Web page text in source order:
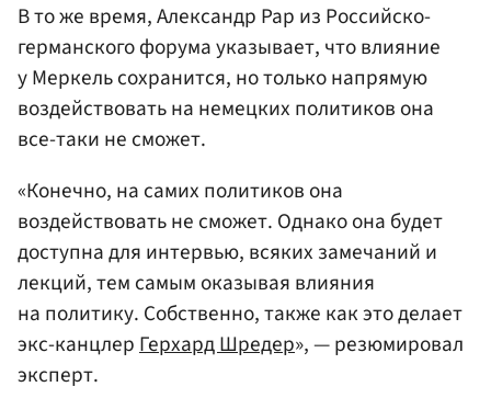
В то же время, Александр Рар из Российско-
германского форума указывает, что влияние
у Меркель сохранится, но только напрямую
воздействовать на немецких политиков она
все-таки не сможет.
«Конечно, на самих политиков она
воздействовать не сможет. Однако она будет
доступна для интервью, всяких замечаний и
лекций, тем самым оказывая влияния
на политику. Собственно, также как это делает
экс-канцлерГерхард Шредер», — резюмировал
эксперт.